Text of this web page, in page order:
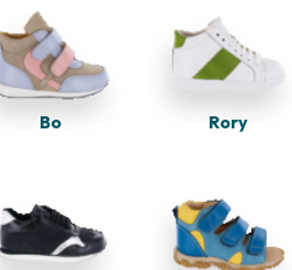
Bo Rory